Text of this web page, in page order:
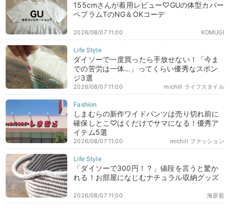
155cmさんが着用レビュー♡GUの体型カバー
ペプラムTのNG＆OKコーデ
KOMUGI
2026/08/07 11:00
ダイソーで一度買ったら手放せない！「今ま
での苦労は一体…」ってくらい優秀なスポン
ジ3選
michill ライフスタイル
2026/08/07 11:00
しまむらの新作ワイドパンツは売り切れ前に
確保しとこ♡はくだけでサマになる！優秀ア
イテム5選
michill ファッション
2026/08/07 11:00
「ダイソーで300円！？」値段を言うと驚か
れる！お部屋になじむナチュラル収納グッズ
海原藍
2026/08/07 11:00